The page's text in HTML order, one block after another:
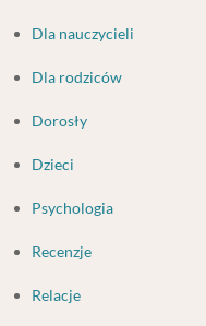
Dla nauczycieli
Dla rodziców
Dorosły
Dzieci
Psychologia
Recenzje
Relacje